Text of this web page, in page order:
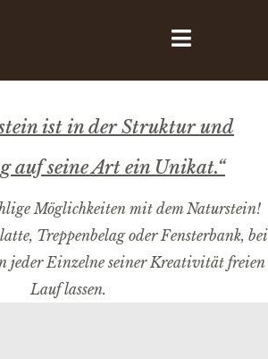
ist in der Struktur und
auf seine Art ein Unikat.“
Möglichkeiten mit dem Naturstein!
Treppenbelag oder Fensterbank, bei
jeder Einzelne seiner Kreativität freien
Lauf lassen.